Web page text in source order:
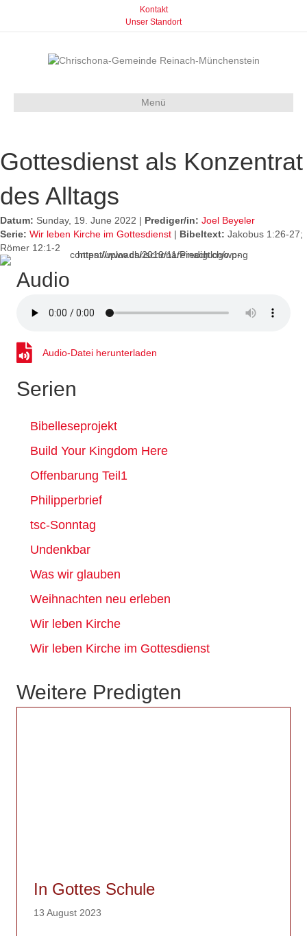
Kontakt
Unser Standort
Menü
Gottesdienst als Konzentrat
des Alltags
Datum: Sunday, 19. June 2022 | Prediger/in: Joel Beyeler
Serie: Wir leben Kirche im Gottesdienst | Bibeltext: Jakobus 1:26-27;
Römer 12:1-2
Audio
Audio-Datei herunterladen
Audio-Datei herunterladen
Serien
Bibelleseprojekt
Build Your Kingdom Here
Offenbarung Teil1
Philipperbrief
tsc-Sonntag
Undenkbar
Was wir glauben
Weihnachten neu erleben
Wir leben Kirche
Wir leben Kirche im Gottesdienst
Weitere Predigten
In Gottes Schule
13 August 2023